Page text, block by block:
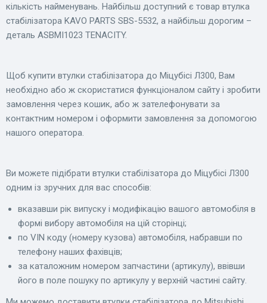
кількість найменувань. Найбільш доступний є товар втулка
стабілізатора KAVO PARTS SBS-5532, а найбільш дорогим –
деталь ASBMI1023 TENACITY.
Щоб купити втулки стабілізатора до Міцубісі Л300, Вам
необхідно або ж скористатися функціоналом сайту і зробити
замовлення через кошик, або ж зателефонувати за
контактним номером і оформити замовлення за допомогою
нашого оператора.
Ви можете підібрати втулки стабілізатора до Міцубісі Л300
одним із зручних для вас способів:
вказавши рік випуску і модифікацію вашого автомобіля в
формі вибору автомобіля на цій сторінці;
по VIN коду (номеру кузова) автомобіля, набравши по
телефону наших фахівців;
за каталожним номером запчастини (артикулу), ввівши
його в поле пошуку по артикулу у верхній частині сайту.